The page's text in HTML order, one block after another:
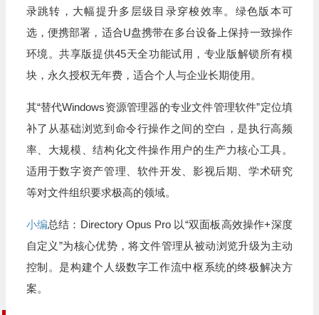
录跳转，大幅提升多层级目录穿梭效率。绿色版本可
选，便携部署，适合U盘携带在多台设备上保持一致操作
环境。共享版提供45天全功能试用，专业版解锁所有模
块，永久授权无年费，适合个人与企业长期使用。
其“替代Windows资源管理器的专业文件管理软件”定位填
补了从基础浏览到命令行操作之间的空白，是执行高频
率、大规模、结构化文件操作用户的生产力核心工具。
适用于数字资产管理、软件开发、影视后期、学术研究
等对文件组织要求极高的领域。
小编总结：Directory Opus Pro 以“双面板高效操作+深度
自定义”为核心优势，将文件管理从被动浏览升级为主动
控制。是构建个人级数字工作流中枢系统的终极解决方
案。